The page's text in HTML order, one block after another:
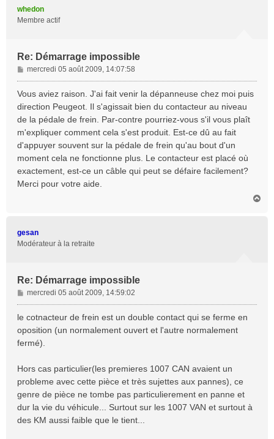
whedon
Membre actif
Re: Démarrage impossible
M
e
s
g
e
mercredi 05 août 2009, 14:07:58
Vous aviez raison. J'ai fait venir la dépanneuse chez moi puis
direction Peugeot. Il s'agissait bien du contacteur au niveau
de la pédale de frein. Par-contre pourriez-vous s'il vous plaît
m'expliquer comment cela s'est produit. Est-ce dû au fait
d'appuyer souvent sur la pédale de frein qu'au bout d'un
moment cela ne fonctionne plus. Le contacteur est placé où
exactement, est-ce un câble qui peut se défaire facilement?
Merci pour votre aide.
gesan
Modérateur à la retraite
Re: Démarrage impossible
M
e
s
g
mercredi 05 août 2009, 14:59:02
le cotnacteur de frein est un double contact qui se ferme en
oposition (un normalement ouvert et l'autre normalement
fermé).
Hors cas particulier(les premieres 1007 CAN avaient un
probleme avec cette pièce et très sujettes aux pannes), ce
genre de pièce ne tombe pas particulierement en panne et
dur la vie du véhicule... Surtout sur les 1007 VAN et surtout à
des KM aussi faible que le tient...